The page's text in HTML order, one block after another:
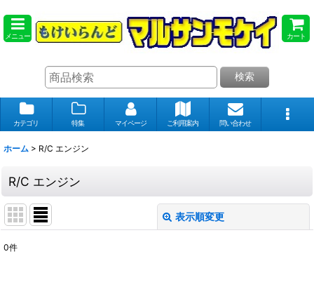
メニュー カート
検索
カテゴリ 特集 マイページ ご利用案内 問い合わせ
ホーム > R/C エンジン
R/C エンジン
表示順変更
0件